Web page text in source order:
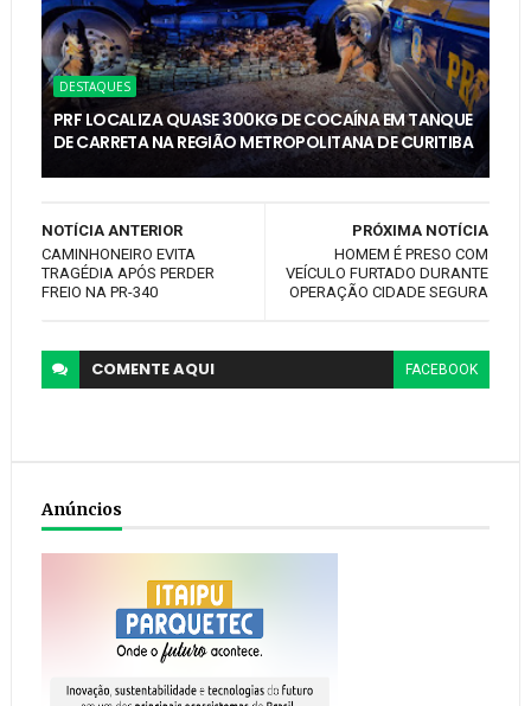
DESTAQUES
PRF LOCALIZA QUASE 300KG DE COCAÍNA EM TANQUE
DE CARRETA NA REGIÃO METROPOLITANA DE CURITIBA
PRÓXIMA NOTÍCIA
HOMEM É PRESO COM
VEÍCULO FURTADO DURANTE
OPERAÇÃO CIDADE SEGURA
NOTÍCIA ANTERIOR
CAMINHONEIRO EVITA
TRAGÉDIA APÓS PERDER
FREIO NA PR-340
COMENTEAQUI FACEBOOK
Anúncios